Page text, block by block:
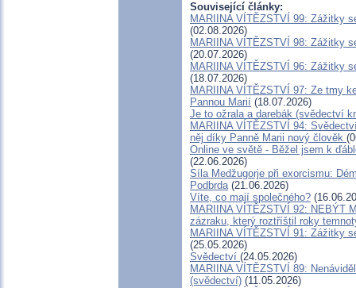
Související články:
MARIINA VÍTĚZSTVÍ 99: Zážitky
(02.08.2026)
MARIINA VÍTĚZSTVÍ 98: Zážitky
(20.07.2026)
MARIINA VÍTĚZSTVÍ 96: Zážitky
(18.07.2026)
MARIINA VÍTĚZSTVÍ 97: Ze tmy
Pannou Marií (18.07.2026)
Je to ožrala a darebák (svědectví
MARIINA VÍTĚZSTVÍ 94:
něj díky Panně Marii nový člověk
Online ve světě - Běžel jsem k
(22.06.2026)
Síla Medžugorje při exorcismu:
Podbrda(21.06.2026)
Víte, co mají společného?
MARIINA VÍTĚZSTVÍ 92: NEBÝT
zázraku, který roztříštil roky
MARIINA VÍTĚZSTVÍ 91: Zážitky
(25.05.2026)
Svědectví (24.05.2026)
MARIINA VÍTĚZSTVÍ 89:
(svědectví) (11.05.2026)